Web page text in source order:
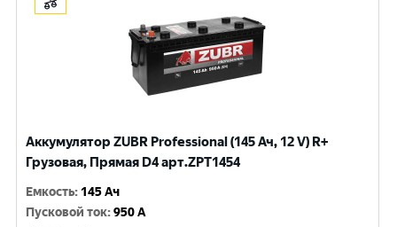
Аккумулятор ZUBR Professional (145 Ач, 12 V) R+
Грузовая, Прямая D4 арт.ZPT1454
Емкость: 145 Ач
Пусковой ток:950 A